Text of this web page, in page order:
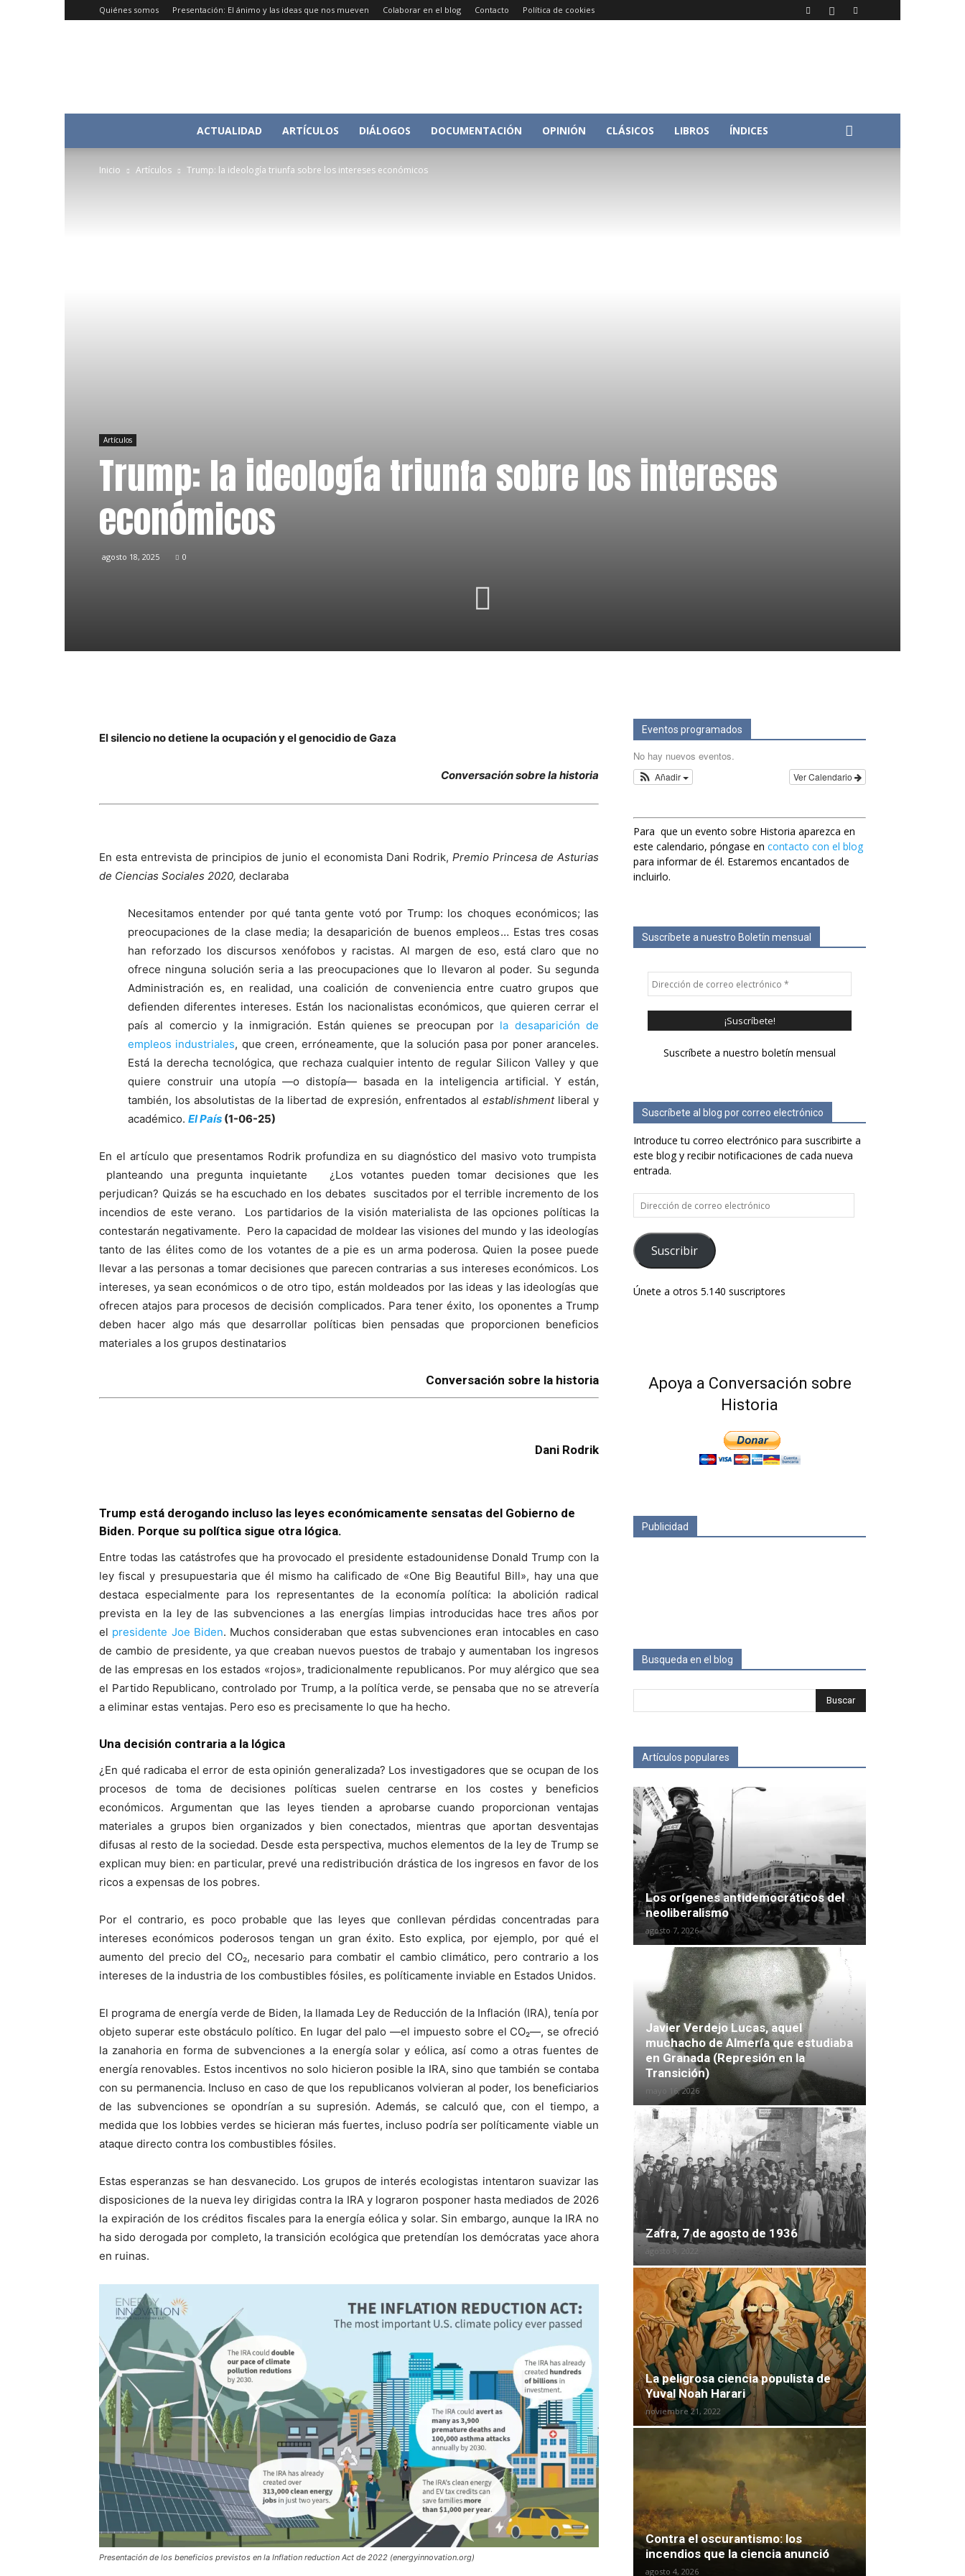
Quiénes somos Presentación: El ánimo y las ideas que nos mueven Colaborar en el blog Contacto Política de cookies
Conversacion
ACTUALIDAD ARTÍCULOS DIÁLOGOS DOCUMENTACIÓN OPINIÓN CLÁSICOS LIBROS ÍNDICES
Inicio Artículos Trump: la ideología triunfa sobre los intereses económicos
Artículos
Trump: la ideología triunfa sobre los intereses
económicos
agosto 18, 2025 0
El silencio no detiene la ocupación y el genocidio de Gaza
Conversación sobre la historia
En esta entrevista de principios de junio el economista Dani Rodrik, Premio Princesa de Asturias
de Ciencias Sociales 2020, declaraba
Necesitamos entender por qué tanta gente votó por Trump: los choques económicos; las
preocupaciones de la clase media; la desaparición de buenos empleos… Estas tres cosas
han reforzado los discursos xenófobos y racistas. Al margen de eso, está claro que no
ofrece ninguna solución seria a las preocupaciones que lo llevaron al poder. Su segunda
Administración es, en realidad, una coalición de conveniencia entre cuatro grupos que
defienden diferentes intereses. Están los nacionalistas económicos, que quieren cerrar el
país al comercio y la inmigración. Están quienes se preocupan por la desaparición de
empleos industriales, que creen, erróneamente, que la solución pasa por poner aranceles.
Está la derecha tecnológica, que rechaza cualquier intento de regular Silicon Valley y que
quiere construir una utopía —o distopía— basada en la inteligencia artificial. Y están,
también, los absolutistas de la libertad de expresión, enfrentados al establishment liberal y
académico. El País (1-06-25)
En el artículo que presentamos Rodrik profundiza en su diagnóstico del masivo voto trumpista
planteando una pregunta inquietante ¿Los votantes pueden tomar decisiones que les
perjudican? Quizás se ha escuchado en los debates suscitados por el terrible incremento de los
incendios de este verano. Los partidarios de la visión materialista de las opciones políticas la
contestarán negativamente. Pero la capacidad de moldear las visiones del mundo y las ideologías
tanto de las élites como de los votantes de a pie es un arma poderosa. Quien la posee puede
llevar a las personas a tomar decisiones que parecen contrarias a sus intereses económicos. Los
intereses, ya sean económicos o de otro tipo, están moldeados por las ideas y las ideologías que
ofrecen atajos para procesos de decisión complicados. Para tener éxito, los oponentes a Trump
deben hacer algo más que desarrollar políticas bien pensadas que proporcionen beneficios
materiales a los grupos destinatarios
Conversación sobre la historia
Dani Rodrik
Trump está derogando incluso las leyes económicamente sensatas del Gobierno de
Biden. Porque su política sigue otra lógica.
Entre todas las catástrofes que ha provocado el presidente estadounidense Donald Trump con la
ley fiscal y presupuestaria que él mismo ha calificado de «One Big Beautiful Bill», hay una que
destaca especialmente para los representantes de la economía política: la abolición radical
prevista en la ley de las subvenciones a las energías limpias introducidas hace tres años por
el presidente Joe Biden. Muchos consideraban que estas subvenciones eran intocables en caso
de cambio de presidente, ya que creaban nuevos puestos de trabajo y aumentaban los ingresos
de las empresas en los estados «rojos», tradicionalmente republicanos. Por muy alérgico que sea
el Partido Republicano, controlado por Trump, a la política verde, se pensaba que no se atrevería
a eliminar estas ventajas. Pero eso es precisamente lo que ha hecho.
Una decisión contraria a la lógica
¿En qué radicaba el error de esta opinión generalizada? Los investigadores que se ocupan de los
procesos de toma de decisiones políticas suelen centrarse en los costes y beneficios
económicos. Argumentan que las leyes tienden a aprobarse cuando proporcionan ventajas
materiales a grupos bien organizados y bien conectados, mientras que aportan desventajas
difusas al resto de la sociedad. Desde esta perspectiva, muchos elementos de la ley de Trump se
explican muy bien: en particular, prevé una redistribución drástica de los ingresos en favor de los
ricos a expensas de los pobres.
Por el contrario, es poco probable que las leyes que conllevan pérdidas concentradas para
intereses económicos poderosos tengan un gran éxito. Esto explica, por ejemplo, por qué el
aumento del precio del CO₂, necesario para combatir el cambio climático, pero contrario a los
intereses de la industria de los combustibles fósiles, es políticamente inviable en Estados Unidos.
El programa de energía verde de Biden, la llamada Ley de Reducción de la Inflación (IRA), tenía por
objeto superar este obstáculo político. En lugar del palo —el impuesto sobre el CO₂—, se ofreció
la zanahoria en forma de subvenciones a la energía solar y eólica, así como a otras fuentes de
energía renovables. Estos incentivos no solo hicieron posible la IRA, sino que también se contaba
con su permanencia. Incluso en caso de que los republicanos volvieran al poder, los beneficiarios
de las subvenciones se opondrían a su supresión. Además, se calculó que, con el tiempo, a
medida que los lobbies verdes se hicieran más fuertes, incluso podría ser políticamente viable un
ataque directo contra los combustibles fósiles.
Estas esperanzas se han desvanecido. Los grupos de interés ecologistas intentaron suavizar las
disposiciones de la nueva ley dirigidas contra la IRA y lograron posponer hasta mediados de 2026
la expiración de los créditos fiscales para la energía eólica y solar. Sin embargo, aunque la IRA no
ha sido derogada por completo, la transición ecológica que pretendían los demócratas yace ahora
en ruinas.
Presentación de los beneficios previstos en la Inflation reduction Act de 2022 (energyinnovation.org)
Eventos programados
No hay nuevos eventos.
Ver Calendario
Añadir
Para que un evento sobre Historia aparezca en
este calendario, póngase en contacto con el blog
para informar de él. Estaremos encantados de
incluirlo.
Suscríbete a nuestro Boletín mensual
Suscríbete a nuestro boletín mensual
Suscríbete al blog por correo electrónico
Introduce tu correo electrónico para suscribirte a
este blog y recibir notificaciones de cada nueva
entrada.
Dirección
de
correo
electrónico
Suscribir
Únete a otros 5.140 suscriptores
Apoya a Conversación sobre
Historia
Publicidad
Busqueda en el blog
Artículos populares
Los orígenes antidemocráticos del
neoliberalismo
agosto 7, 2026
Javier Verdejo Lucas, aquel
muchacho de Almería que estudiaba
en Granada (Represión en la
Transición)
mayo 16, 2026
Zafra, 7 de agosto de 1936
agosto 8, 2022
La peligrosa ciencia populista de
Yuval Noah Harari
noviembre 21, 2022
Contra el oscurantismo: los
incendios que la ciencia anunció
agosto 4, 2026